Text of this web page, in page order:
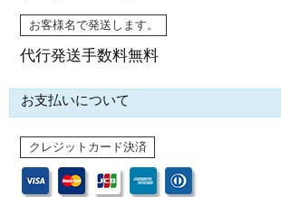
お客様名で発送します。
代行発送手数料無料
お支払いについて
クレジットカード決済